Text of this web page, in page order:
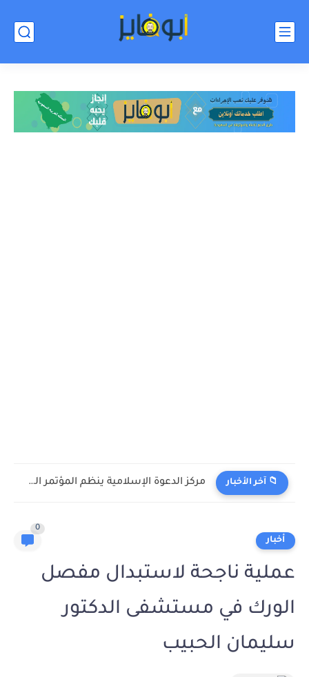
📁 آخر الأخبار مركز الدعوة الإسلامية ينظم المؤتمر السنوي لمسلمي أميركا اللاتينية والبحر...
أخبار
0
عملية ناجحة لاستبدال مفصل
الورك في مستشفى الدكتور
سليمان الحبيب